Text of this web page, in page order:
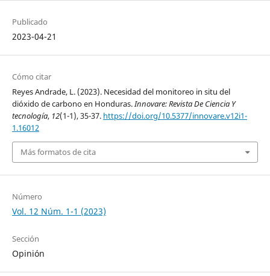
Publicado
2023-04-21
Cómo citar
Reyes Andrade, L. (2023). Necesidad del monitoreo in situ del
dióxido de carbono en Honduras.Innovare: Revista De Ciencia Y
tecnología, 12(1-1), 35-37. https://doi.org/10.5377/innovare.v12i1-
1.16012
Más formatos de cita
Número
Vol. 12 Núm. 1-1 (2023)
Sección
Opinión